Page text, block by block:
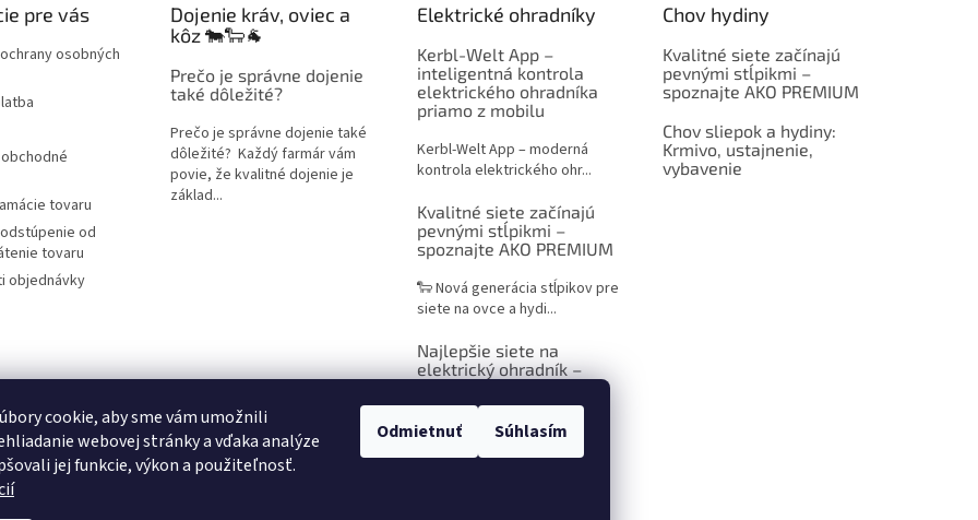
cookie, aby sme vám umožnili
webovej stránky a vďaka analýze
jej funkcie, výkon a použiteľnosť.
Odmietnuť Súhlasím
pre vás
osobných
tovaru
od
tovaru
objednávky
Dojenie kráv, oviec a
kôz 🐄🐑🐐
Prečo je správne dojenie
také dôležité?
Prečo je správne dojenie také
dôležité? Každý farmár vám
povie, že kvalitné dojenie je
základ...
Elektrické ohradníky
Kerbl-Welt App –
inteligentná kontrola
elektrického ohradníka
priamo z mobilu
Kerbl-Welt App – moderná
kontrola elektrického ohr...
Kvalitné siete začínajú
pevnými stĺpikmi –
spoznajte AKO PREMIUM
🐑 Nová generácia stĺpikov pre
siete na ovce a hydi...
Najlepšie siete na
elektrický ohradník –
praktický sprievodca pre
chovateľov
Chov hydiny
Kvalitné siete začínajú
pevnými stĺpikmi –
spoznajte AKO PREMIUM
Chov sliepok a hydiny:
Krmivo, ustajnenie,
vybavenie